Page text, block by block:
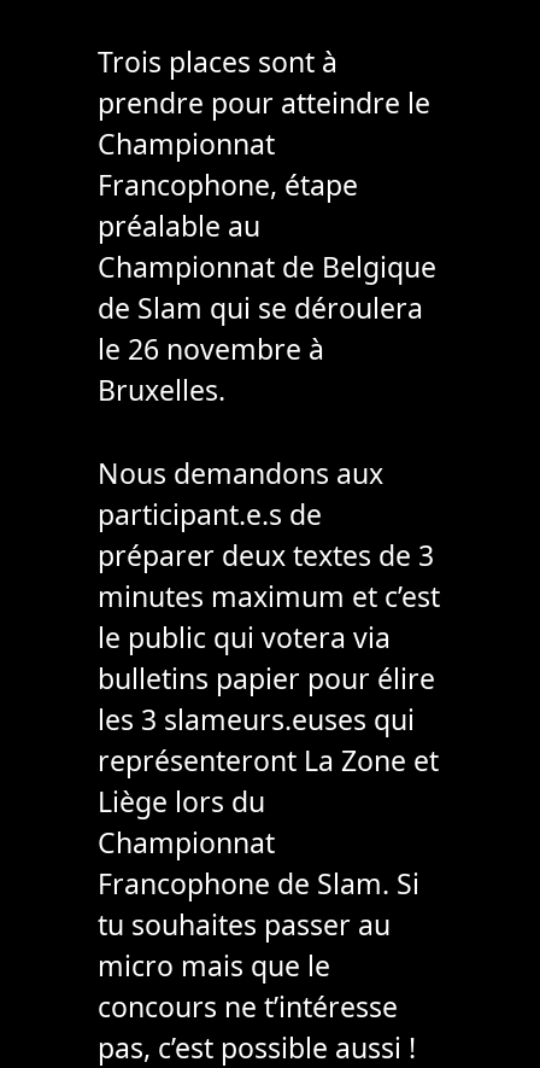
Trois places sont à
prendre pour atteindre le
Championnat
Francophone, étape
préalable au
Championnat de Belgique
de Slam qui se déroulera
le 26 novembre à
Bruxelles.
Nous demandons aux
participant.e.s de
préparer deux textes de 3
minutes maximum et c’est
le public qui votera via
bulletins papier pour élire
les 3 slameurs.euses qui
représenteront La Zone et
Liège lors du
Championnat
Francophone de Slam. Si
tu souhaites passer au
micro mais que le
concours ne t’intéresse
pas, c’est possible aussi !